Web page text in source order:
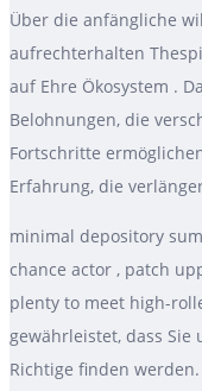
Über die anfängliche
aufrechterhalten
auf Ehre Ökosystem .
Belohnungen, die
Fortschritte
Erfahrung, die
minimal depository
chance actor , patch
plenty to meet high-
gewährleistet, dass Sie
Richtige finden